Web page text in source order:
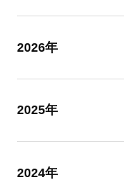
2026年
2025年
2024年